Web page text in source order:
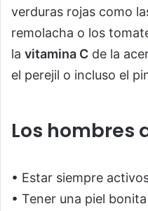
verduras rojas como
remolacha o los
la vitamina C de la
el perejil o incluso el
Los hombres
• Estar siempre
• Tener una piel